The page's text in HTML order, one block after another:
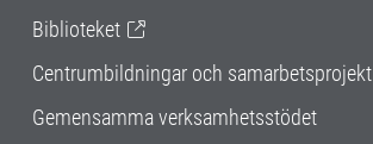
Biblioteket
Centrumbildningar och samarbetsprojekt
Gemensamma verksamhetsstödet